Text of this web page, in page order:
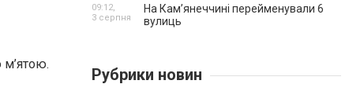
м’ятою.
На Камʼянеччині перейменували 6
вулиць
09:12,
3 серпня
Рубрики новин